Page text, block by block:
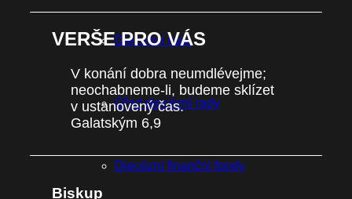
Diecézní rada
Úřad diecézní rady
Diecézní finanční fondy
VERŠE PRO VÁS
V konání dobra neumdlévejme;
neochabneme-li, budeme sklízet
v ustanovený čas.
Galatským 6,9
Biskup